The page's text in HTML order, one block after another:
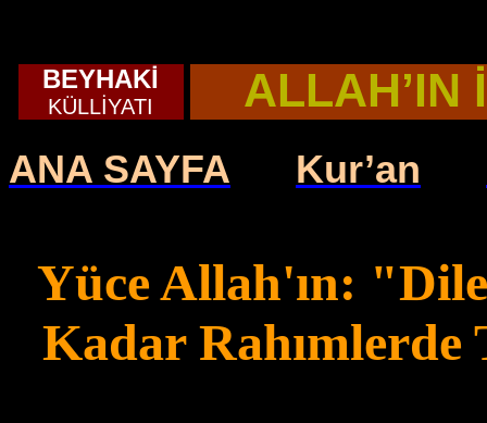
BEYHAKİ
KÜLLİYATI ALLAH’IN
ANA SAYFA Kur’an
Yüce Allah'ın:
Kadar Rahımlerde